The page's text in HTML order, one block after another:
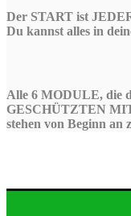
Der START ist
Du kannst alles in
Alle 6 MODULE, die
GESCHÜTZTEN
stehen von Beginn an